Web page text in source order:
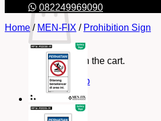
No products in the cart.
Return to shop
082249969090
Home / MEN-FIX / Prohibition Sign